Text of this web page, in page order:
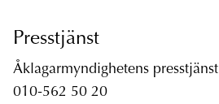
Presstjänst
Åklagarmyndighetens presstjänst
010-562 50 20